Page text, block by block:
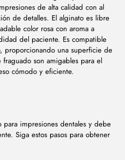
de alta calidad con al
de detalles. El alginato es libre
color rosa con aroma a
del paciente. Es compatible
proporcionando una superficie de
son amigables para el
cómodo y eficiente.
para impresiones dentales y debe
Siga estos pasos para obtener